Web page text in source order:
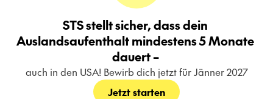
STS stellt sicher, dass dein
Auslandsaufenthalt mindestens 5 Monate
dauert –
auch in den USA! Bewirb dich jetzt für Jänner 2027
Jetzt starten